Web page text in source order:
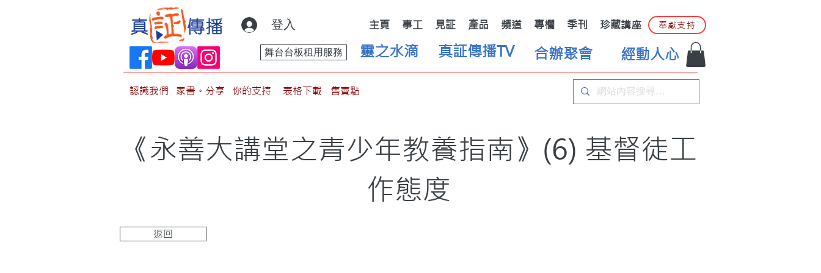
登入 主頁 事工 見証 產品 頻道 專欄 季刊 珍藏講座 奉獻支持
靈之水滴
舞台台板租用服務 真証傳播TV 合辦聚會 經動人心
認識我們 家書。分享 你的支持 表格下載 售賣點
《永善大講堂之青少年教養指南》(6) 基督徒工
作態度
返回